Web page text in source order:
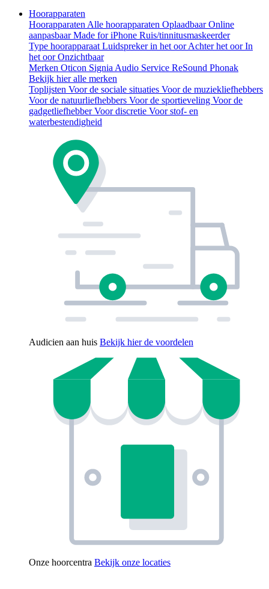
Hoorapparaten
Hoorapparaten Alle hoorapparaten OplaadbaarOnline
aanpasbaarMade for iPhone Ruis/tinnitusmaskeerder
Type hoorapparaat Luidspreker in het oorAchter het oorIn
het oorOnzichtbaar
Merken Oticon Signia Audio Service ReSound Phonak
Bekijk hier alle merken
Toplijsten Voor de sociale situaties Voor de muziekliefhebbers
Voor de natuurliefhebbers Voor de sportieveling Voor de
gadgetliefhebberVoor discretie Voor stof- en
waterbestendigheid
Audicien aan huis Bekijk hier de voordelen
Onze hoorcentra Bekijk onze locaties